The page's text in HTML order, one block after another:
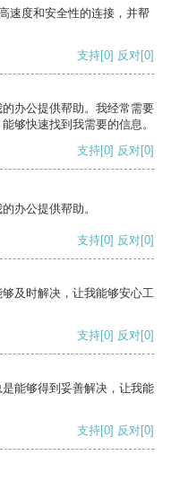
速度和安全性的连接，并帮
支持[0] 反对[0]
办公提供帮助。我经常需要
够快速找到我需要的信息。
支持[0] 反对[0]
办公提供帮助。
支持[0] 反对[0]
及时解决，让我能够安心工
支持[0] 反对[0]
能够得到妥善解决，让我能
支持[0] 反对[0]